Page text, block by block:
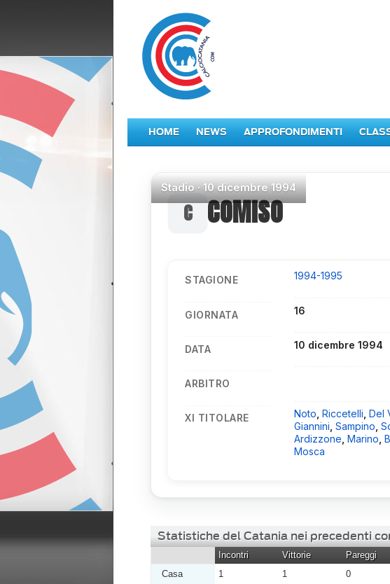
HOME NEWS APPROFONDIMENTI
Stadio·10 dicembre 1994
COMISO
STAGIONE 1994-1995
GIORNATA 16
DATA 10 dicembre 1994
ARBITRO
XI TITOLARE Noto ,Riccetelli ,Del
Giannini ,Sampino ,
Ardizzone ,Marino ,
Mosca
Statistiche del Catania nei precedenti
Incontri Vittorie Pareggi
Casa
1 1 0